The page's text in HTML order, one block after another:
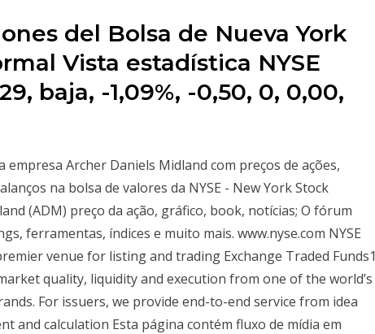
del Bolsa de Nueva York
Vista estadística NYSE
baja, -1,09%, -0,50, 0, 0,00,
empresa Archer Daniels Midland com preços de ações,
na bolsa de valores da NYSE - New York Stock
(ADM) preço da ação, gráfico, book, notícias; O fórum
ferramentas, índices e muito mais. www.nyse.com NYSE
venue for listing and trading Exchange Traded Funds1
quality, liquidity and execution from one of the world’s
For issuers, we provide end-to-end service from idea
and calculation Esta página contém fluxo de mídia em